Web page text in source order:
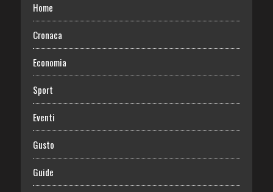
Home
Cronaca
Economia
Sport
Eventi
Gusto
Guide